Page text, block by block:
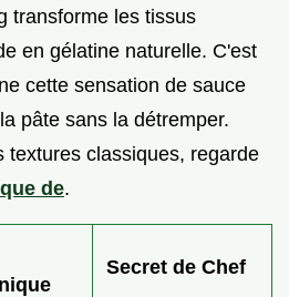
transforme les tissus
en gélatine naturelle. C'est
cette sensation de sauce
pâte sans la détremper.
textures classiques, regarde
de.
Secret de Chef